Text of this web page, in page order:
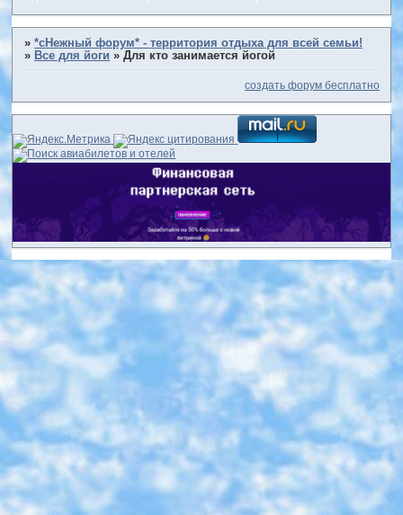
»*сНежный форум* - территория отдыха для всей семьи!
» Все для йоги »Для кто занимается йогой
создать форум бесплатно